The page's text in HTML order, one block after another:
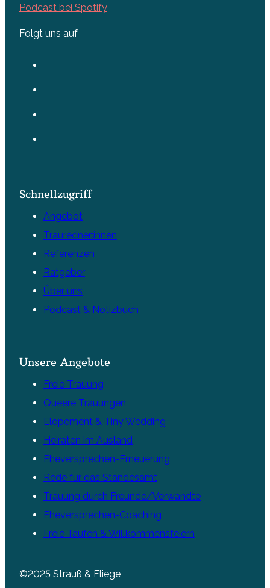
Podcast bei Spotify
Folgt uns auf
Schnellzugriff
Angebot
Trauredner:innen
Referenzen
Ratgeber
Über uns
Podcast & Notizbuch
Unsere Angebote
Freie Trauung
Queere Trauungen
Elopement & Tiny Wedding
Heiraten im Ausland
Eheversprechen-Erneuerung
Rede für das Standesamt
Trauung durch Freunde/Verwandte
Eheversprechen-Coaching
Freie Taufen & Willkommensfeiern
©2025 Strauß & Fliege